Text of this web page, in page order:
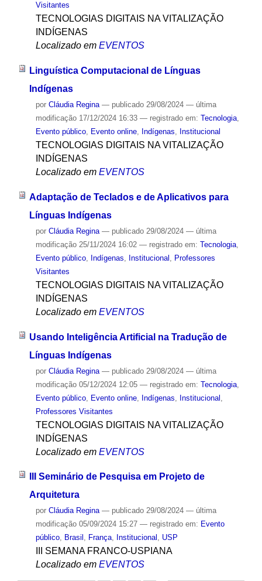
Visitantes
TECNOLOGIAS DIGITAIS NA VITALIZAÇÃO
INDÍGENAS
Localizado em EVENTOS
Linguística Computacional de Línguas
Indígenas
por Cláudia Regina — publicado29/08/2024 — última
modificação17/12/2024 16:33 — registrado em: Tecnologia,
Evento público, Evento online, Indígenas, Institucional
TECNOLOGIAS DIGITAIS NA VITALIZAÇÃO
INDÍGENAS
Localizado em EVENTOS
Adaptação de Teclados e de Aplicativos para
Línguas Indígenas
por Cláudia Regina — publicado29/08/2024 — última
modificação25/11/2024 16:02 — registrado em: Tecnologia,
Evento público, Indígenas Institucional
Professores
Visitantes
TECNOLOGIAS DIGITAIS NA VITALIZAÇÃO
INDÍGENAS
Localizado em EVENTOS
Usando Inteligência Artificial na Tradução de
Línguas Indígenas
por Cláudia Regina — publicado29/08/2024 — última
modificação05/12/2024 12:05 — registrado em: Tecnologia,
Evento público, Evento online, Indígenas Institucional
Professores Visitantes
TECNOLOGIAS DIGITAIS NA VITALIZAÇÃO
INDÍGENAS
Localizado em EVENTOS
III Seminário de Pesquisa em Projeto de
Arquitetura
por Cláudia Regina — publicado29/08/2024 — última
modificação05/09/2024 15:27 — registrado em: Evento
público, Brasil , França, Institucional , USP
III SEMANA FRANCO-USPIANA
Localizado em EVENTOS